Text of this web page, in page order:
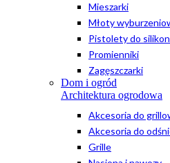
Mieszarki
Młoty
Pistolety do
Promienniki
Zagęszczarki
Dom i ogród
Architektura ogrodowa
Akcesoria do
Akcesoria do
Grille